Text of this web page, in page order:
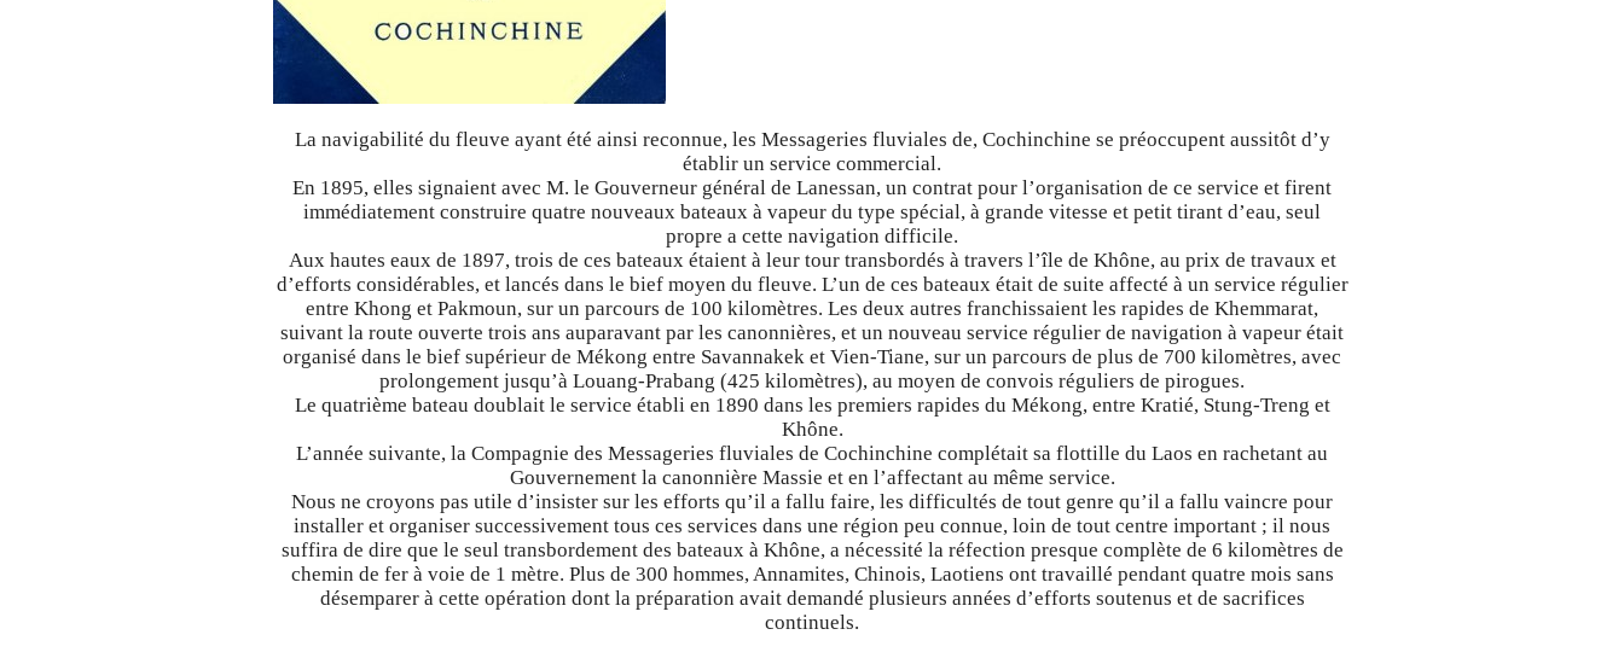
La navigabilité du fleuve ayant été ainsi reconnue, les Messageries fluviales de, Cochinchine se préoccupent aussitôt d’y
établir un service commercial.
En 1895, elles signaient avec M. le Gouverneur général de Lanessan, un contrat pour l’organisation de ce service et firent
immédiatement construire quatre nouveaux bateaux à vapeur du type spécial, à grande vitesse et petit tirant d’eau, seul
propre a cette navigation difficile.
Aux hautes eaux de 1897, trois de ces bateaux étaient à leur tour transbordés à travers l’île de Khône, au prix de travaux et
d’efforts considérables, et lancés dans le bief moyen du fleuve. L’un de ces bateaux était de suite affecté à un service régulier
entre Khong et Pakmoun, sur un parcours de 100 kilomètres. Les deux autres franchissaient les rapides de Khemmarat,
suivant la route ouverte trois ans auparavant par les canonnières, et un nouveau service régulier de navigation à vapeur était
organisé dans le bief supérieur de Mékong entre Savannakek et Vien-Tiane, sur un parcours de plus de 700 kilomètres, avec
prolongement jusqu’à Louang-Prabang (425 kilomètres), au moyen de convois réguliers de pirogues.
Le quatrième bateau doublait le service établi en 1890 dans les premiers rapides du Mékong, entre Kratié, Stung-Treng et
Khône.
L’année suivante, la Compagnie des Messageries fluviales de Cochinchine complétait sa flottille du Laos en rachetant au
Gouvernement la canonnière Massie et en l’affectant au même service.
Nous ne croyons pas utile d’insister sur les efforts qu’il a fallu faire, les difficultés de tout genre qu’il a fallu vaincre pour
installer et organiser successivement tous ces services dans une région peu connue, loin de tout centre important ; il nous
suffira de dire que le seul transbordement des bateaux à Khône, a nécessité la réfection presque complète de 6 kilomètres de
chemin de fer à voie de 1 mètre. Plus de 300 hommes, Annamites, Chinois, Laotiens ont travaillé pendant quatre mois sans
désemparer à cette opération dont la préparation avait demandé plusieurs années d’efforts soutenus et de sacrifices
continuels.